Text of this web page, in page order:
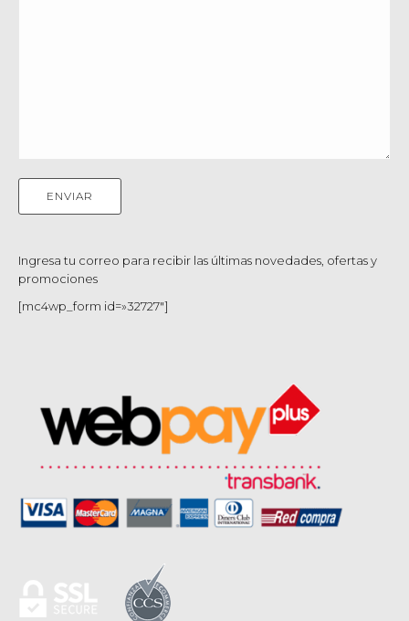
Ingresa tu correo para recibir las últimas novedades, ofertas y
promociones
[mc4wp_form id=»32727″]